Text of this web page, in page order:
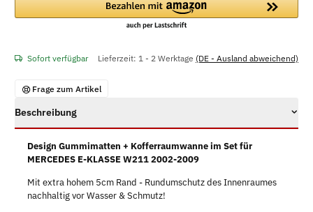
Sofort verfügbar Lieferzeit: 1 - 2 Werktage (DE - Ausland abweichend)
Frage zum Artikel
Beschreibung
Design Gummimatten + Kofferraumwanne im Set für
MERCEDES E-KLASSE W211 2002-2009
Mit extra hohem 5cm Rand - Rundumschutz des Innenraumes
nachhaltig vor Wasser & Schmutz!